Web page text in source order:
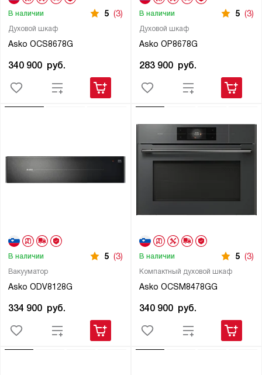
Духовой шкаф
Asko OCS8678G
В наличии 5 (3)
340 900 руб.
Духовой шкаф
Asko OP8678G
В наличии 5 (3)
283 900 руб.
Вакууматор
Asko ODV8128G
В наличии 5 (3)
334 900 руб.
Компактный духовой шкаф
Asko OCSM8478GG
В наличии 5 (3)
340 900 руб.